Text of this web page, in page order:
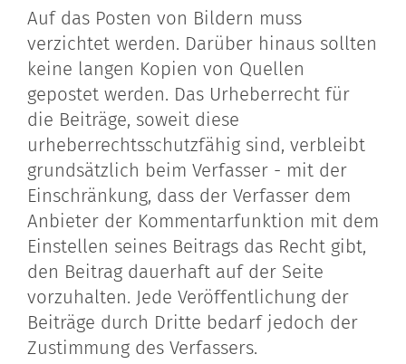
Auf das Posten von Bildern muss
verzichtet werden. Darüber hinaus sollten
keine langen Kopien von Quellen
gepostet werden. Das Urheberrecht für
die Beiträge, soweit diese
urheberrechtsschutzfähig sind, verbleibt
grundsätzlich beim Verfasser - mit der
Einschränkung, dass der Verfasser dem
Anbieter der Kommentarfunktion mit dem
Einstellen seines Beitrags das Recht gibt,
den Beitrag dauerhaft auf der Seite
vorzuhalten. Jede Veröffentlichung der
Beiträge durch Dritte bedarf jedoch der
Zustimmung des Verfassers.